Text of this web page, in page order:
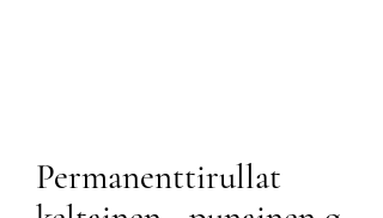
Permanenttirullat